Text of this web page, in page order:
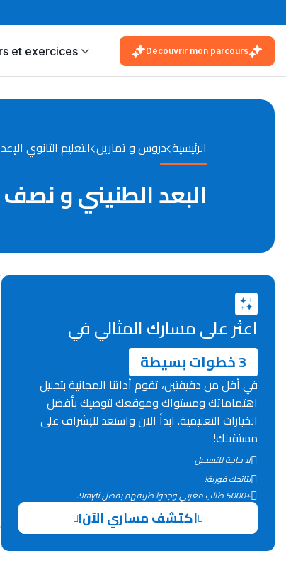
et exercices Découvrir mon parcours
الرئيسية دروس و تمارين التعليم الثانوي
البعد الطنيني و نصف
اعثر على مسارك المثالي في
3 خطوات بسيطة
في أقل من دقيقتين، تقوم أداتنا المجانية بتحليل
اهتماماتك ومستواك وموقعك لتوصيك بأفضل
الخيارات التعليمية. ابدأ الآن واستعد للإشراف على
مستقبلك!
لا حاجة للتسجيل
نتائجك فورية!
+5000 طالب مغربي وجدوا طريقهم بفضل 9rayti.
اكتشف مساري الآن!